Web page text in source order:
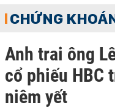
CHỨNG
Anh trai ông
cổ phiếu HBC
niêm yết